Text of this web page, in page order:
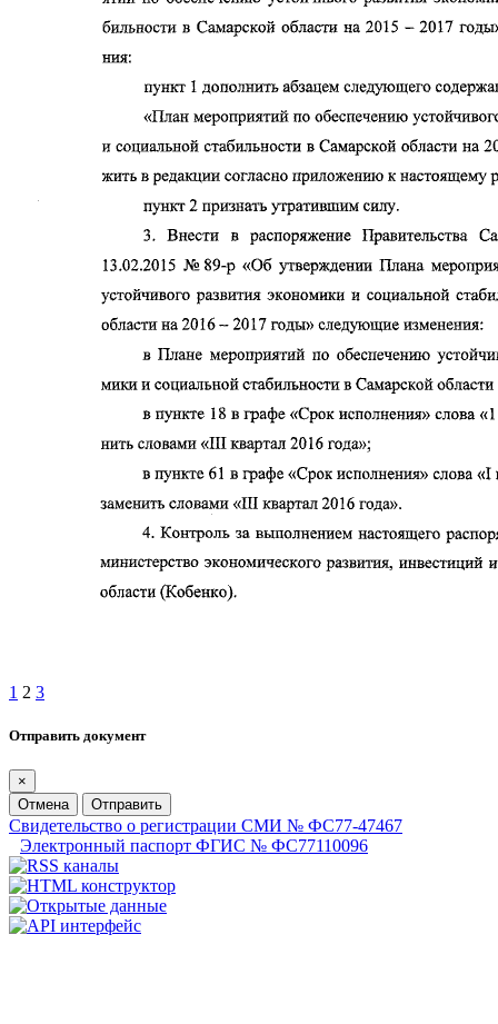
1 2 3
Отправить документ
×
Отмена
Отправить
Свидетельство о регистрации СМИ № ФС77-47467
Электронный паспорт ФГИС № ФС77110096